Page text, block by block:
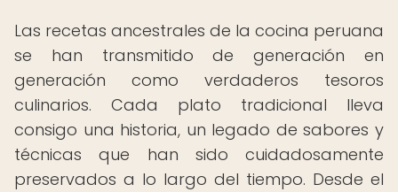
Las recetas ancestrales de la cocina peruana
se han transmitido de generación en
generación como verdaderos tesoros
culinarios. Cada plato tradicional lleva
consigo una historia, un legado de sabores y
técnicas que han sido cuidadosamente
preservados a lo largo del tiempo. Desde el